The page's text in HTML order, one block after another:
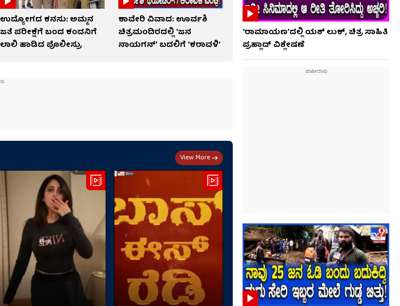
ಉದ್ಯೋಗದ ಕನಸು: ಅಮ್ಮನ
ಜತೆ ಪರೀಕ್ಷೆಗೆ ಬಂದ ಕಂದನಿಗೆ
ಲಾಲಿ ಹಾಡಿದ ಪೊಲೀಸ್ರು
ಕಾವೇರಿ ವಿವಾದ: ಊರ್ವಶಿ
ಚಿತ್ರಮಂದಿರದಲ್ಲಿ ‘ಜನ
ನಾಯಗನ್’ ಬದಲಿಗೆ ‘ಕರಾವಳಿ’
View More
‘ರಾಮಾಯಣ’ದಲ್ಲಿ ಯಶ್ ಲುಕ್, ಚಿತ್ರ ಸಾಹಿತಿ
ಪ್ರಹ್ಲಾದ್ ವಿಶ್ಲೇಷಣೆ